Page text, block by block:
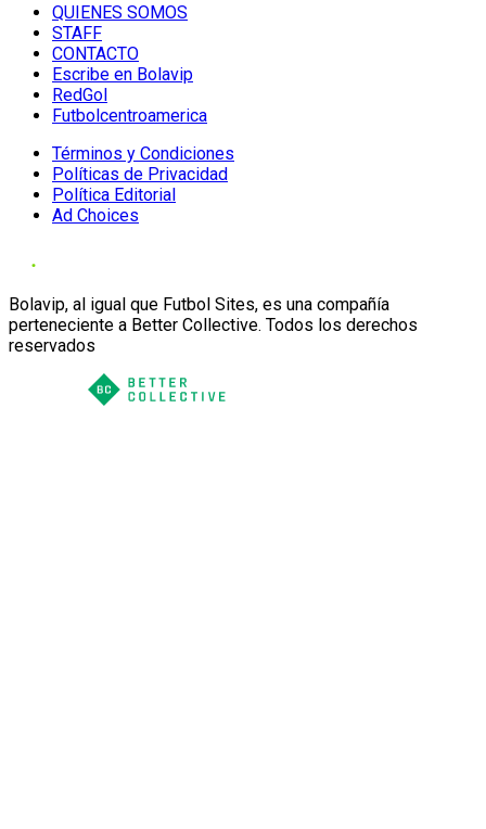
QUIENES SOMOS
STAFF
CONTACTO
Escribe en Bolavip
RedGol
Futbolcentroamerica
Términos y Condiciones
Políticas de Privacidad
Política Editorial
Ad Choices
Bolavip, al igual que Futbol Sites, es una compañía
perteneciente a Better Collective. Todos los derechos
reservados